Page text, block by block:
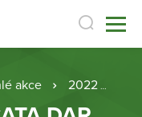
akce 2022